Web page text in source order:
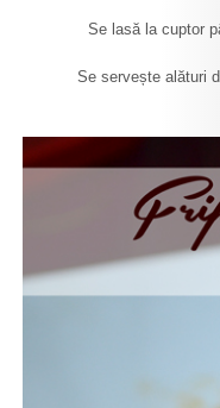
Se lasă la cuptor
Se servește alături